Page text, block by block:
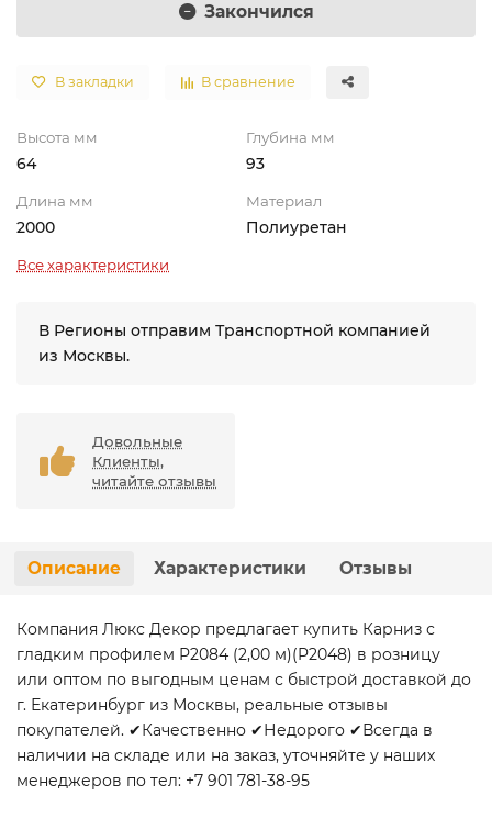
Закончился
В закладки В сравнение
Высота мм
64
Глубина мм
93
Длина мм
2000
Материал
Полиуретан
Все характеристики
В Регионы отправим Транспортной компанией
из Москвы.
Довольные
Клиенты,
читайте отзывы
Описание Характеристики Отзывы
Компания Люкс Декор предлагает купить Карниз с
гладким профилем P2084 (2,00 м)(P2048) в розницу
или оптом по выгодным ценам с быстрой доставкой до
г. Екатеринбург из Москвы, реальные отзывы
покупателей. ✔Качественно ✔Недорого ✔Всегда в
наличии на складе или на заказ, уточняйте у наших
менеджеров по тел: +7 901 781-38-95